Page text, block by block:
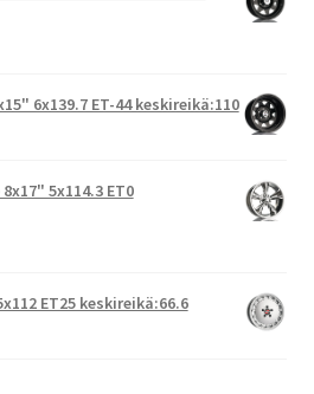
6x139.7 ET-44 keskireikä:110
5x114.3 ET0
ET25 keskireikä:66.6